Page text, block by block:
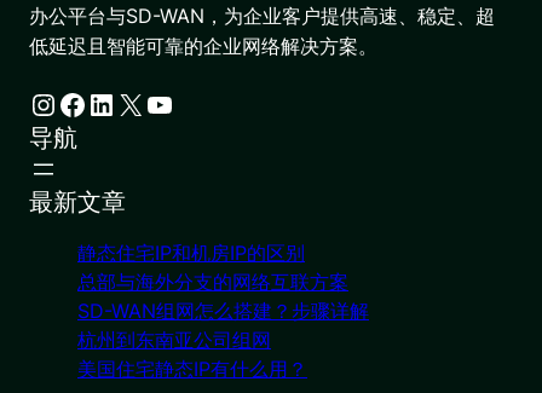
办公平台与SD-WAN，为企业客户提供高速、稳定、超
低延迟且智能可靠的企业网络解决方案。
Instagram Facebook LinkedIn X YouTube
导航
最新文章
静态住宅IP和机房IP的区别
总部与海外分支的网络互联方案
SD-WAN组网怎么搭建？步骤详解
杭州到东南亚公司组网
美国住宅静态IP有什么用？